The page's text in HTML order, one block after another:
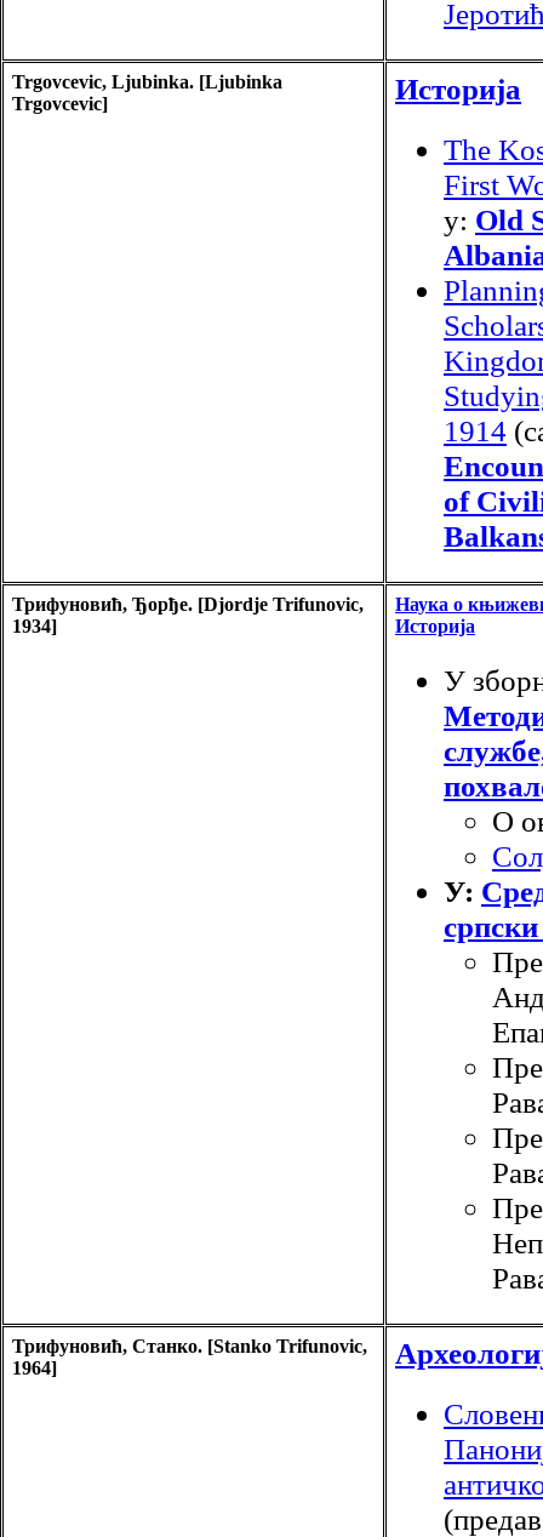
Trgovcevic, Ljubinka. [Ljubinka
Trgovcevic]
Историја
The
First
у: Old
1914
of
Трифуновић, Ђорђе. [Djordje Trifunovic,
1934]
Наука о
Историја
У
О
У:
Трифуновић, Станко. [Stanko Trifunovic,
1964]